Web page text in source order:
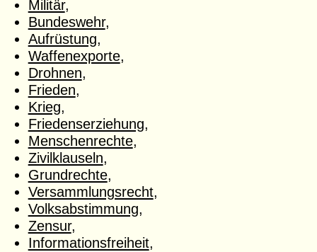
Militär,
Bundeswehr,
Aufrüstung,
Waffenexporte,
Drohnen,
Frieden,
Krieg,
Friedenserziehung,
Menschenrechte,
Zivilklauseln,
Grundrechte,
Versammlungsrecht,
Volksabstimmung,
Zensur,
Informationsfreiheit,